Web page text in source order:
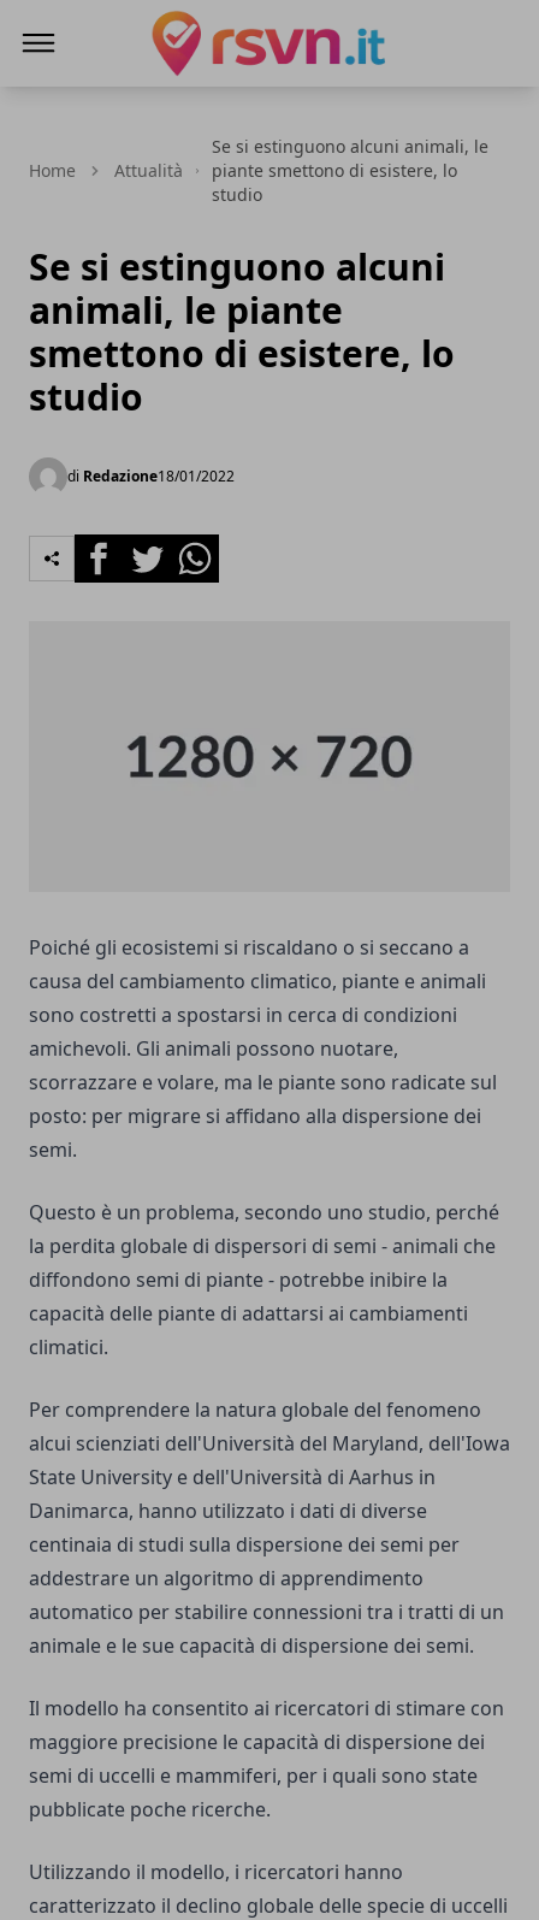
Home Attualità
Se si estinguono alcuni animali, le
piante smettono di esistere, lo
studio
Se si estinguono alcuni
animali, le piante
smettono di esistere, lo
studio
di Redazione18/01/2022
FacebookTwitterWhatsapp
Poiché gli ecosistemi si riscaldano o si seccano a
causa del cambiamento climatico, piante e animali
sono costretti a spostarsi in cerca di condizioni
amichevoli. Gli animali possono nuotare,
scorrazzare e volare, ma le piante sono radicate sul
posto: per migrare si affidano alla dispersione dei
semi.
Questo è un problema, secondo uno studio, perché
la perdita globale di dispersori di semi - animali che
diffondono semi di piante - potrebbe inibire la
capacità delle piante di adattarsi ai cambiamenti
climatici.
Per comprendere la natura globale del fenomeno
alcui scienziati dell'Università del Maryland, dell'Iowa
State University e dell'Università di Aarhus in
Danimarca, hanno utilizzato i dati di diverse
centinaia di studi sulla dispersione dei semi per
addestrare un algoritmo di apprendimento
automatico per stabilire connessioni tra i tratti di un
animale e le sue capacità di dispersione dei semi.
Il modello ha consentito ai ricercatori di stimare con
maggiore precisione le capacità di dispersione dei
semi di uccelli e mammiferi, per i quali sono state
pubblicate poche ricerche.
Utilizzando il modello, i ricercatori hanno
caratterizzato il declino globale delle specie di uccelli